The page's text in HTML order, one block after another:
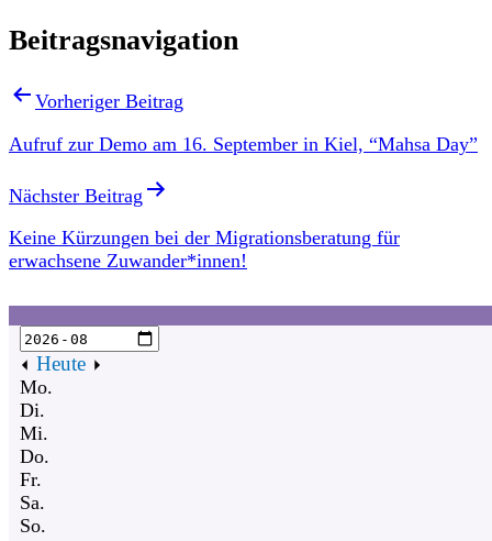
Beitragsnavigation
Vorheriger Beitrag
Aufruf zur Demo am 16. September in Kiel, “Mahsa Day”
Nächster Beitrag
Keine Kürzungen bei der Migrationsberatung für
erwachsene Zuwander*innen!
Heute
Mo.
Di.
Mi.
Do.
Fr.
Sa.
So.